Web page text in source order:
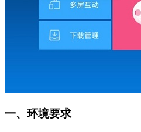
一、环境要求